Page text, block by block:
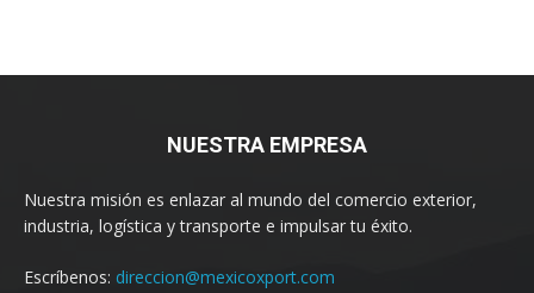
NUESTRA EMPRESA
Nuestra misión es enlazar al mundo del comercio exterior,
industria, logística y transporte e impulsar tu éxito.
Escríbenos: direccion@mexicoxport.com